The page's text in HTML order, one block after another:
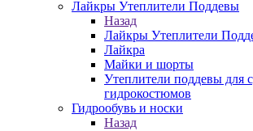
Лайкры Утеплители Поддевы
Назад
Лайкры Утеплители
Лайкра
Майки и шорты
Утеплители поддевы для
гидрокостюмов
Гидрообувь и носки
Назад